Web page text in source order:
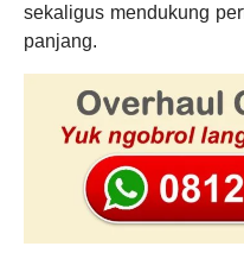
sekaligus mendukung
panjang.